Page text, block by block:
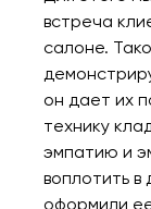
встреча
салоне.
он дает их
технику
эмпатию и
воплотить в
оформили